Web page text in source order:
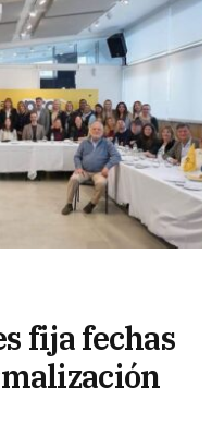
fija fechas